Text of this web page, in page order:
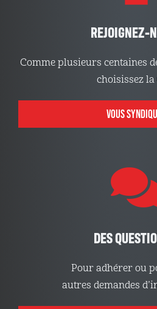
REJOIGNEZ-
Comme plusieurs centaines
choisissez la
VOUS
DES
Pour adhérer ou
autres demandes